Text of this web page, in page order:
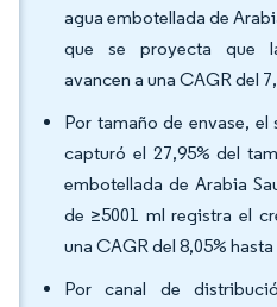
agua embotellada de
que se proyecta que
avancen a una CAGR del
Por tamaño de envase, el
capturó el 27,95% del
embotellada de Arabia
de ≥5001 ml registra el
una CAGR del 8,05% hasta
Por canal de